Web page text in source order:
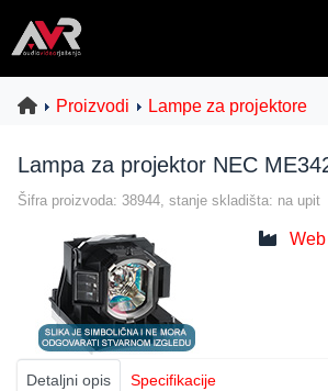
Proizvodi Lampe za projektore
Lampa za projektor NEC
Šifra proizvoda: 38944, stanje skladišta: na upit
Detaljni opis Specifikacije